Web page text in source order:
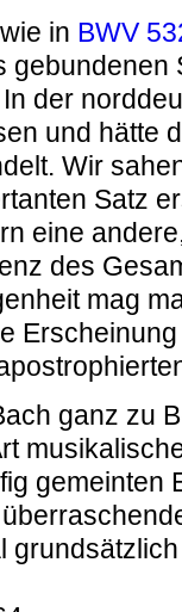
in BWV
gebundenen
der
und hätte
Wir
Satz
eine
des
mag
ganz zu
gemeinten